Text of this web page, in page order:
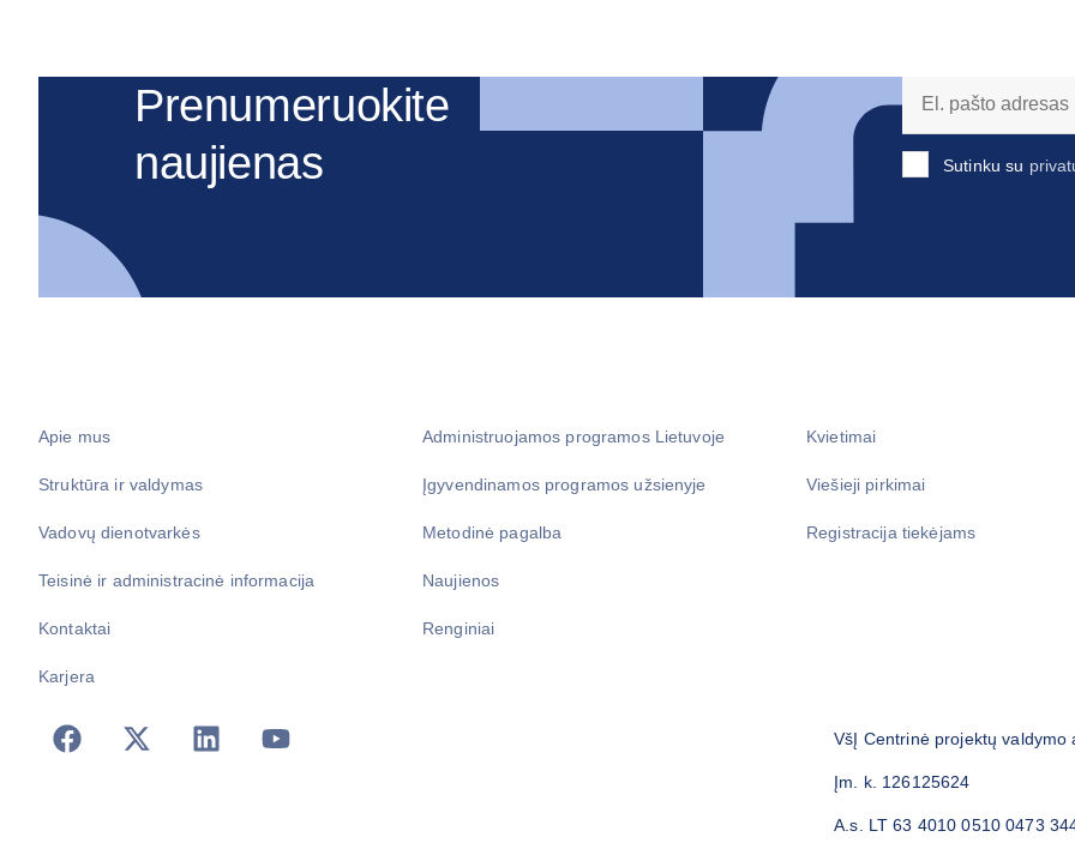
Prenumeruokite
naujienas
Sutinku su
Apie mus
Struktūra ir valdymas
Vadovų dienotvarkės
Teisinė ir administracinė informacija
Kontaktai
Karjera
Administruojamos programos Lietuvoje
Įgyvendinamos programos užsienyje
Metodinė pagalba
Naujienos
Renginiai
Kvietimai
Viešieji pirkimai
Registracija tiekėjams
VšĮ Centrinė projektų valdymo
Įm. k. 126125624
A.s. LT 63 4010 0510 0473